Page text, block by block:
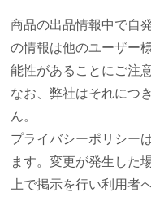
商品の出品情報中で自
の情報は他のユーザー
能性があることにご注
なお、弊社はそれにつ
ん。
プライバシーポリシー
ます。変更が発生した
上で掲示を行い利用者